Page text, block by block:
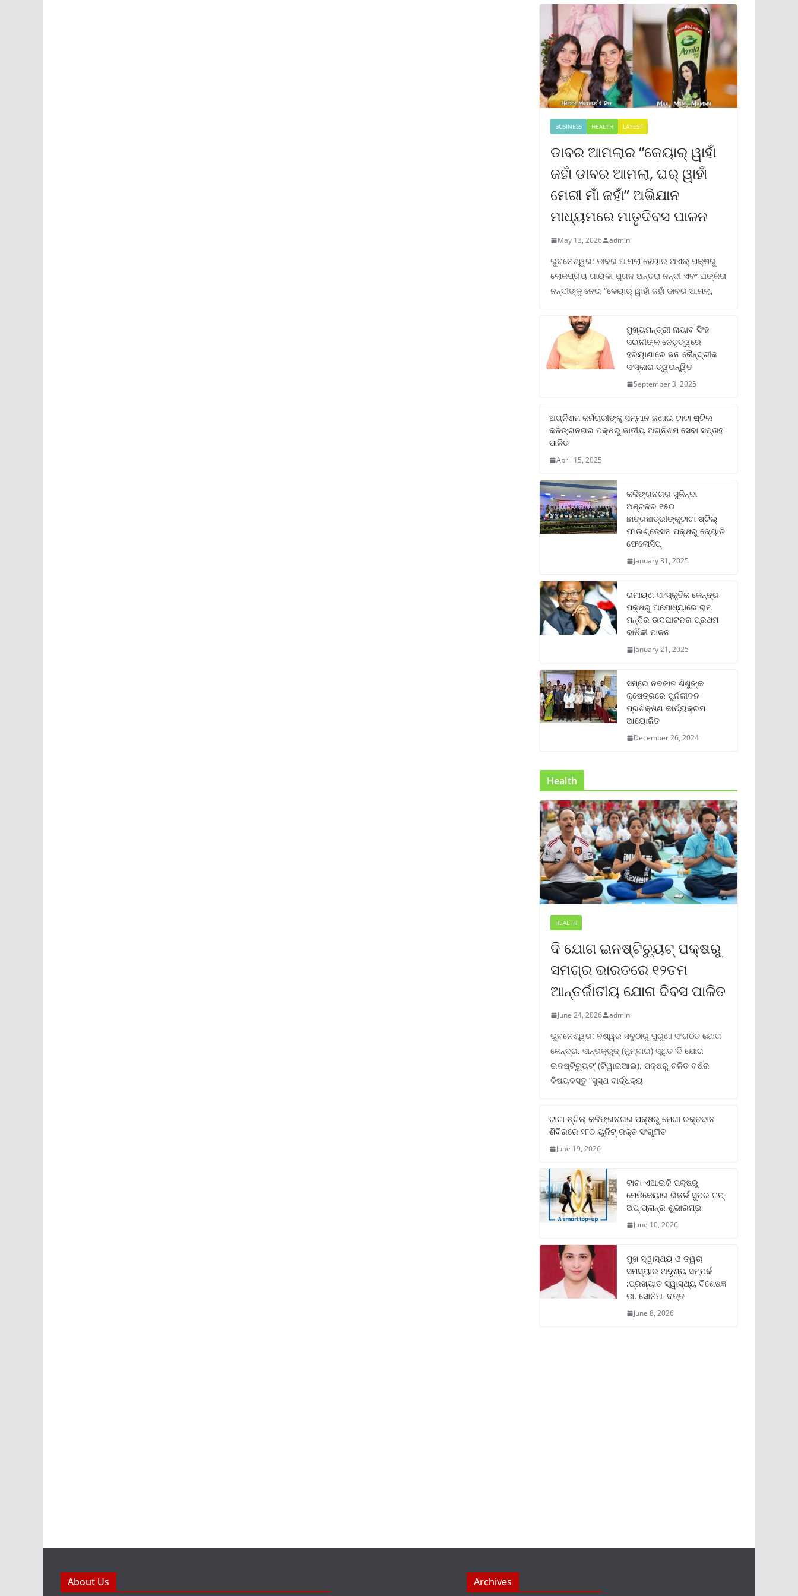
BUSINESS HEALTH LATEST
ଡାବର ଆମଲାର “କେୟାର୍ ୱାହାଁ
ଜହାଁ ଡାବର ଆମଲା, ଘର୍ ୱାହାଁ
ମେରୀ ମାଁ ଜହାଁ” ଅଭିଯାନ
ମାଧ୍ୟମରେ ମାତୃଦିବସ ପାଳନ
May 13, 2026 admin
ଭୁବନେଶ୍ୱର: ଡାବର ଆମଲା ହେୟାର ଅଏଲ୍ ପକ୍ଷରୁ
ଲୋକପ୍ରିୟ ଗାୟିକା ଯୁଗଳ ଅନ୍ତରା ନନ୍ଦୀ ଏବଂ ଅଙ୍କିତା
ନନ୍ଦୀଙ୍କୁ ନେଇ “କେୟାର୍ ୱାହାଁ ଜହାଁ ଡାବର ଆମଲା,
ମୁଖ୍ୟମନ୍ତ୍ରୀ ନାୟାବ ସିଂହ
ସଇନୀଙ୍କ ନେତୃତ୍ୱରେ
ହରିୟାଣାରେ ଜନ କୈନ୍ଦ୍ରୀକ
ସଂସ୍କାର ତ୍ୱରାନ୍ୱିତ
September 3, 2025
ଅଗ୍ନିଶମ କର୍ମଚାରୀଙ୍କୁ ସମ୍ମାନ ଜଣାଇ ଟାଟା ଷ୍ଟିଲ
କଳିଙ୍ଗନଗର ପକ୍ଷରୁ ଜାତୀୟ ଅଗ୍ନିଶମ ସେବା ସପ୍ତାହ
ପାଳିତ
April 15, 2025
କଳିଙ୍ଗନଗର ସୁକିନ୍ଦା
ଅଞ୍ଚଳର ୧୫୦
ଛାତ୍ରଛାତ୍ରୀଙ୍କୁଟାଟା ଷ୍ଟିଲ୍
ଫାଉଣ୍ଡେସନ ପକ୍ଷରୁ ଜ୍ୟୋତି
ଫେଲୋସିପ୍‌
January 31, 2025
ରାମାୟଣ ସାଂସ୍କୃତିକ କେନ୍ଦ୍ର
ପକ୍ଷରୁ ଅଯୋଧ୍ୟାରେ ରାମ
ମନ୍ଦିର ଉଦଘାଟନର ପ୍ରଥମ
ବାର୍ଷିକୀ ପାଳନ
January 21, 2025
ସମ୍‌ରେ ନବଜାତ ଶିଶୁଙ୍କ
କ୍ଷେତ୍ରରେ ପୁର୍ନଜୀବନ
ପ୍ରଶିକ୍ଷଣ କାର୍ଯ୍ୟକ୍ରମ
ଆୟୋଜିତ
December 26, 2024
Health
HEALTH
ଦି ଯୋଗ ଇନଷ୍ଟିଚ୍ୟୁଟ୍ ପକ୍ଷରୁ
ସମଗ୍ର ଭାରତରେ ୧୨ତମ
ଆନ୍ତର୍ଜାତୀୟ ଯୋଗ ଦିବସ ପାଳିତ
June 24, 2026 admin
ଭୁବନେଶ୍ୱର: ବିଶ୍ୱର ସବୁଠାରୁ ପୁରୁଣା ସଂଗଠିତ ଯୋଗ
କେନ୍ଦ୍ର, ସାନ୍ତାକ୍ରୁଜ୍ (ମୁମ୍ବାଇ) ସ୍ଥିତ ‘ଦି ଯୋଗ
ଇନଷ୍ଟିଚ୍ୟୁଟ୍‌’ (ଟିୱାଇଆଇ), ପକ୍ଷରୁ ଚଳିତ ବର୍ଷର
ବିଷୟବସ୍ତୁ “ସୁସ୍ଥ ବାର୍ଦ୍ଧକ୍ୟ
ଟାଟା ଷ୍ଟିଲ୍‌ କଳିଙ୍ଗନଗର ପକ୍ଷରୁ ମେଗା ରକ୍ତଦାନ
ଶିବିରରେ ୨୮୦ ୟୁନିଟ୍‌ ରକ୍ତ ସଂଗୃହୀତ
June 19, 2026
ଟାଟା ଏଆଇଜି ପକ୍ଷରୁ
ମେଡିକେୟାର ରିଜର୍ଭ ସୁପର ଟପ୍‌-
ଅପ୍ ପ୍ଲାନ୍‌ର ଶୁଭାରମ୍ଭ
June 10, 2026
ମୁଖ ସ୍ୱାସ୍ଥ୍ୟ ଓ ତ୍ୱଚା
ସମସ୍ୟାର ଅଦୃଶ୍ୟ ସମ୍ପର୍କ
:ପ୍ରଖ୍ୟାତ ସ୍ୱାସ୍ଥ୍ୟ ବିଶେଷଜ୍ଞ
ଡା. ସୋନିଆ ଦତ୍ତ
June 8, 2026
About Us Archives